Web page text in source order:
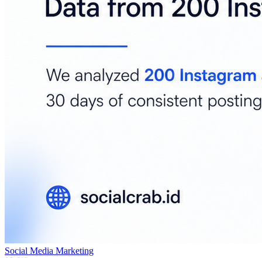
Social Media Marketing